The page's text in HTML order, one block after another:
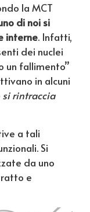
la MCT
di noi si
interne. Infatti,
dei nuclei
un fallimento”
in alcuni
si rintraccia
a tali
Si
da uno
e